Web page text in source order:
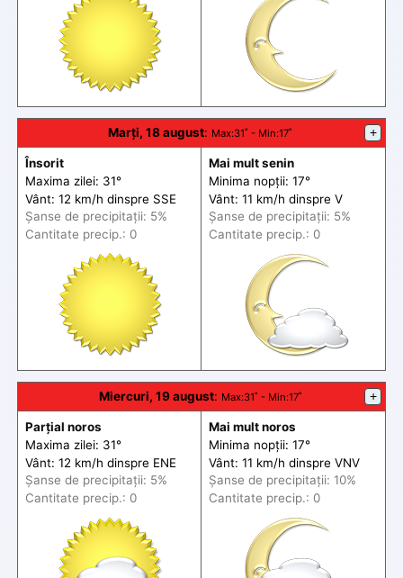
Marți, 18 august: Max:31˚ - Min:17˚ +
Însorit
Maxima zilei: 31°
Vânt: 12 km/h dinspre SSE
Șanse de precipitații: 5%
Cantitate precip.: 0
Mai mult senin
Minima nopții: 17°
Vânt: 11 km/h dinspre V
Șanse de precipitații: 5%
Cantitate precip.: 0
Miercuri, 19 august: Max:31˚ - Min:17˚ +
Parțial noros
Maxima zilei: 31°
Vânt: 12 km/h dinspre ENE
Șanse de precipitații: 5%
Cantitate precip.: 0
Mai mult noros
Minima nopții: 17°
Vânt: 11 km/h dinspre VNV
Șanse de precipitații: 10%
Cantitate precip.: 0